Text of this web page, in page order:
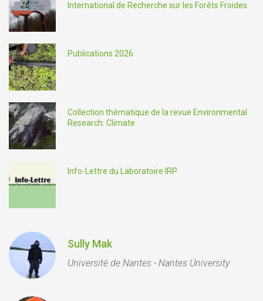
International de Recherche sur les Forêts Froides
Publications 2026
Collection thématique de la revue Environmental
Research: Climate
Info-Lettre du Laboratoire IRP
Sully Mak
Université de Nantes - Nantes University